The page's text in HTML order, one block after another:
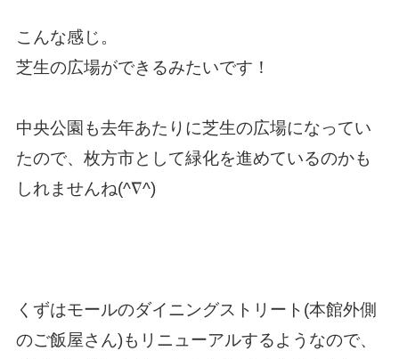
こんな感じ。
芝生の広場ができるみたいです！
中央公園も去年あたりに芝生の広場になってい
たので、枚方市として緑化を進めているのかも
しれませんね(^∇^)
くずはモールのダイニングストリート(本館外側
のご飯屋さん)もリニューアルするようなので、